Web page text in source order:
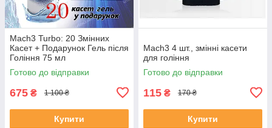
Mach3 Turbo: 20 Змінних
Касет + Подарунок Гель після
Гоління 75 мл
Готово до відправки
675 ₴ 1 100 ₴
Купити
Mach3 4 шт., змінні касети
для гоління
Готово до відправки
115 ₴ 170 ₴
Купити